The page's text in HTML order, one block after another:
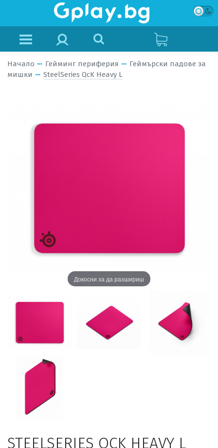
Начало Гейминг периферия
Геймърски падове за
мишки
SteelSeries QcK Heavy L
Докосни за да разшириш
STEELSERIES QCK HEAVY L